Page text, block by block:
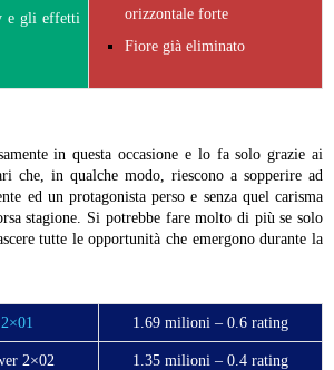
e gli effetti
orizzontale forte
Fiore già eliminato
in questa occasione e lo fa solo grazie ai
che, in qualche modo, riescono a sopperire ad
ed un protagonista perso e senza quel carisma
stagione. Si potrebbe fare molto di più se solo
tutte le opportunità che emergono durante la
1.69 milioni – 0.6 rating
2×02 1.35 milioni – 0.4 rating